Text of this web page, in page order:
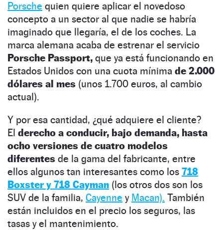
Porsche quien quiere aplicar el novedoso
concepto a un sector al que nadie se habría
imaginado que llegaría, el de los coches. La
marca alemana acaba de estrenar el servicio
Porsche Passport, que ya está funcionando en
Estados Unidos con una cuota mínima de 2.000
dólares al mes (unos 1.700 euros, al cambio
actual).
Y por esa cantidad, ¿qué adquiere el cliente?
El derecho a conducir, bajo demanda, hasta
ocho versiones de cuatro modelos
diferentes de la gama del fabricante, entre
ellos algunos tan interesantes como los 718
Boxster y 718 Cayman (los otros dos son los
SUV de la familia, Cayenne y Macan). También
están incluidos en el precio los seguros, las
tasas y el mantenimiento.